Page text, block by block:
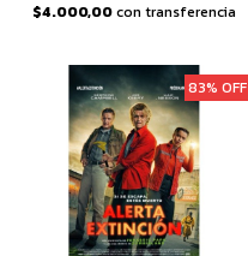
$4.000,00con transferencia
83% OFF